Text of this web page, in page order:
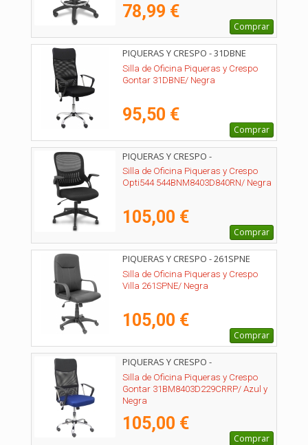
78,99 €
Comprar
PIQUERAS Y CRESPO - 31DBNE
Silla de Oficina Piqueras y Crespo
Gontar 31DBNE/ Negra
95,50 €
Comprar
PIQUERAS Y CRESPO -
544BNM8403D840RN
Silla de Oficina Piqueras y Crespo
Opti544 544BNM8403D840RN/ Negra
105,00 €
Comprar
PIQUERAS Y CRESPO - 261SPNE
Silla de Oficina Piqueras y Crespo
Villa 261SPNE/ Negra
105,00 €
Comprar
PIQUERAS Y CRESPO -
31BM8403D229CRRP
Silla de Oficina Piqueras y Crespo
Gontar 31BM8403D229CRRP/ Azul y
Negra
105,00 €
Comprar